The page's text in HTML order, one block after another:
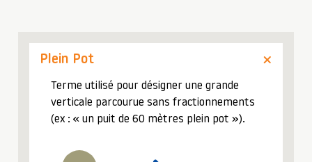
Plein Pot
Terme utilisé pour désigner une grande
verticale parcourue sans fractionnements
(ex : « un puit de 60 mètres plein pot »).